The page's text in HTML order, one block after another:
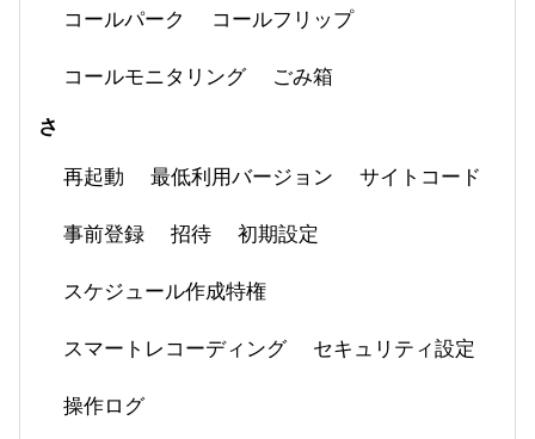
コールパーク
コールフリップ
コールモニタリング
ごみ箱
さ
再起動 最低利用バージョン
サイトコード
事前登録
招待
初期設定
スケジュール作成特権
スマートレコーディング
セキュリティ設定
操作ログ